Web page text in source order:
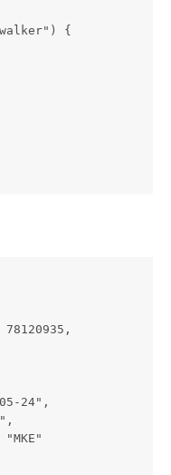
{
78120935,
24",
"MKE"